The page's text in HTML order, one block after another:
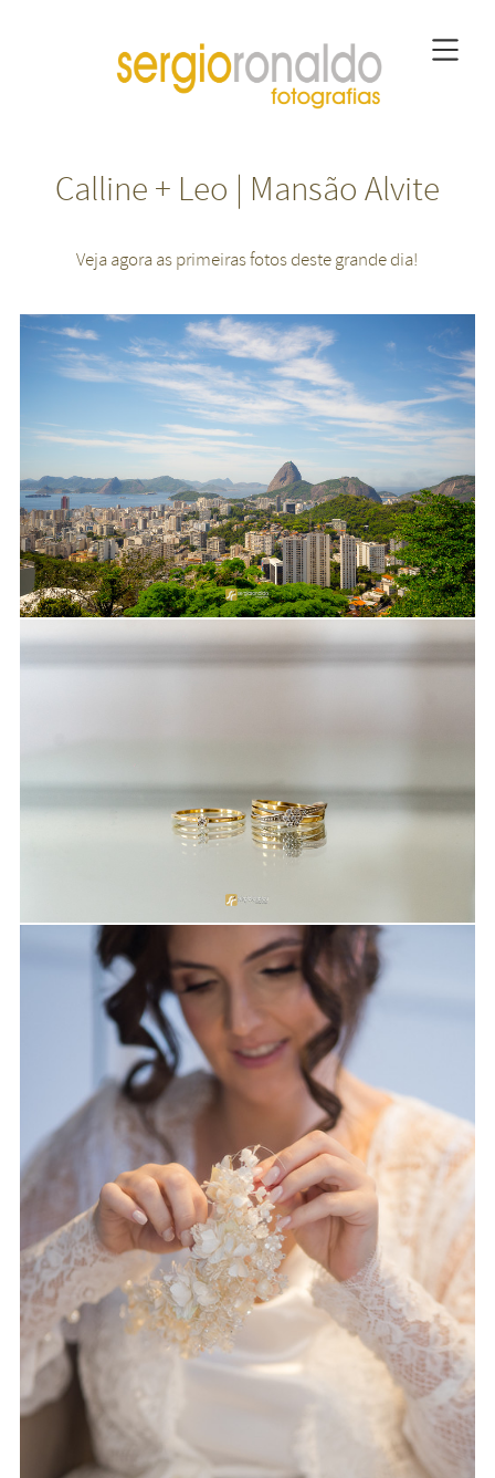
Calline + Leo | Mansão Alvite
Veja agora as primeiras fotos deste grande dia!